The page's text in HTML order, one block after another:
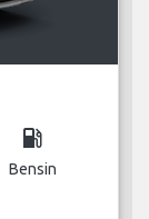
local_gas_station
Bensin